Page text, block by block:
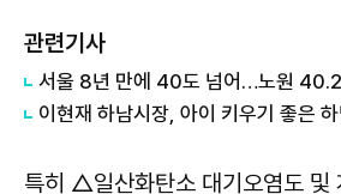
관련기사
특히 △일산화탄소 대기오염도